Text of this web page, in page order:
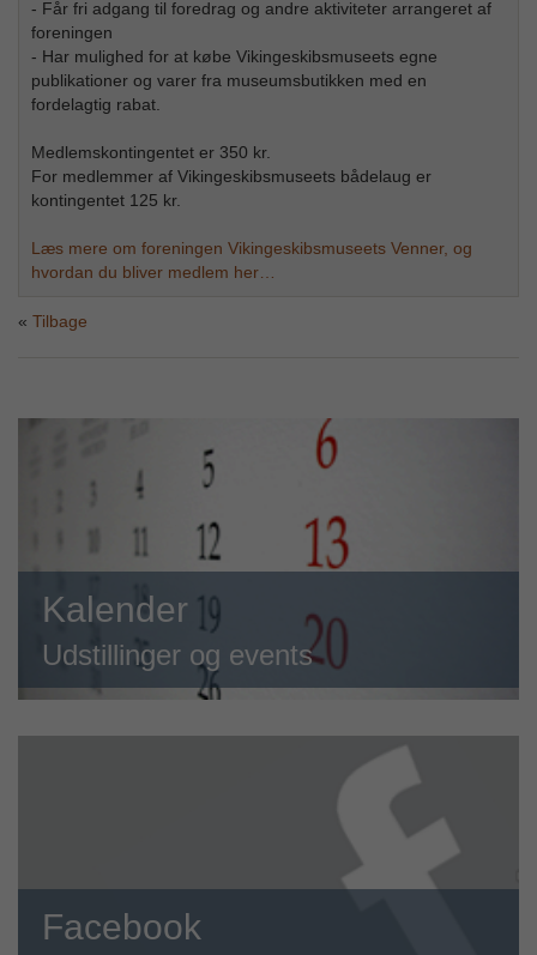
- Får fri adgang til foredrag og andre aktiviteter arrangeret af
foreningen
- Har mulighed for at købe Vikingeskibsmuseets egne
publikationer og varer fra museumsbutikken med en
fordelagtig rabat.
Medlemskontingentet er 350 kr.
For medlemmer af Vikingeskibsmuseets bådelaug er
kontingentet 125 kr.
Læs mere om foreningen Vikingeskibsmuseets Venner, og
hvordan du bliver medlem her…
Tilbage
Kalender
Udstillinger og events
Facebook